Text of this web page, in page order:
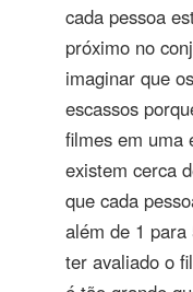
cada pessoa
próximo no
imaginar que
escassos
filmes em uma
existem cerca
que cada
além de 1
ter avaliado o